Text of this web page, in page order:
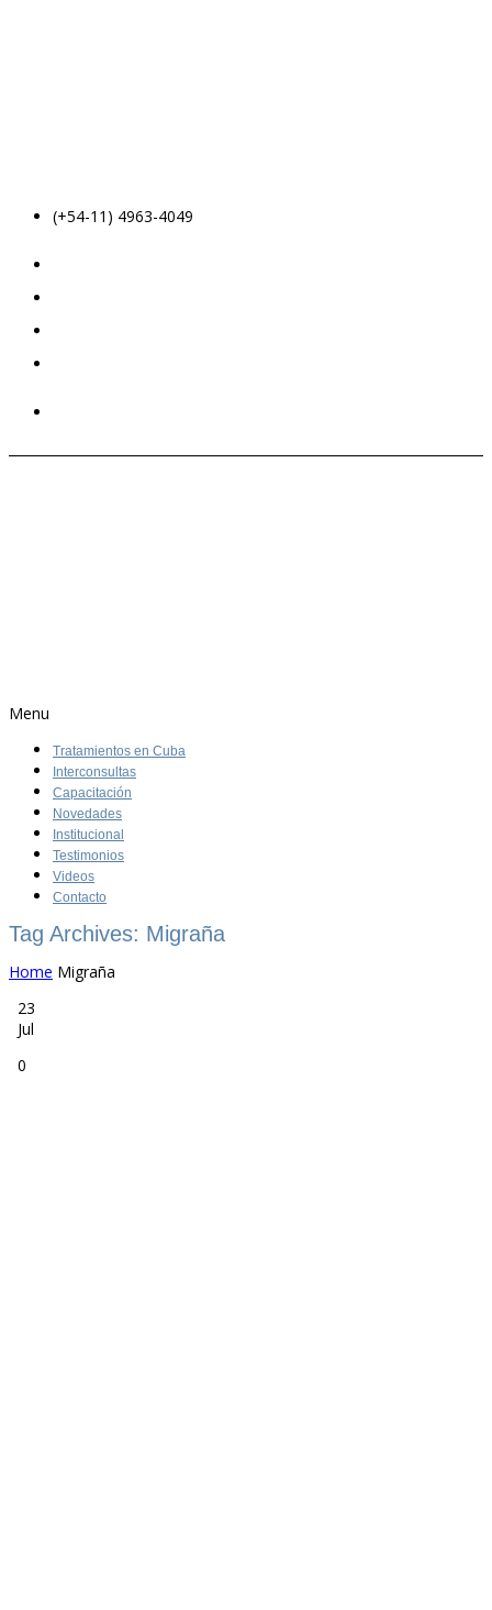
(+54-11) 4963-4049
Menu
Tratamientos en Cuba
Interconsultas
Capacitación
Novedades
Institucional
Testimonios
Videos
Contacto
Tag Archives: Migraña
Home Migraña
23
Jul
0